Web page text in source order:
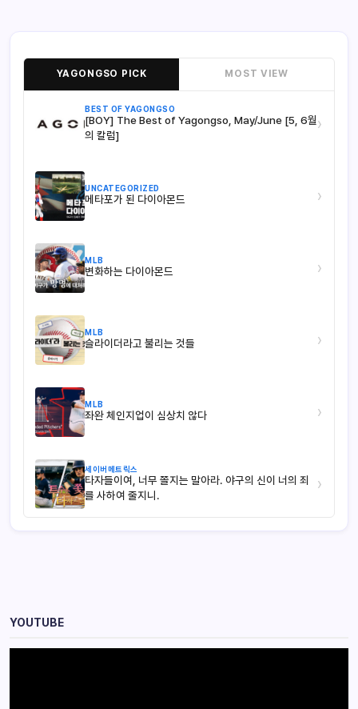
YAGONGSO PICK MOST VIEW
BEST OF YAGONGSO
[BOY] The Best of Yagongso, May/June [5, 6월
의 칼럼]
›
UNCATEGORIZED
메타포가 된 다이아몬드 ›
MLB
변화하는 다이아몬드 ›
MLB
슬라이더라고 불리는 것들 ›
MLB
좌완 체인지업이 심상치 않다 ›
세이버메트릭스
타자들이여, 너무 쫄지는 말아라. 야구의 신이 너의 죄
를 사하여 줄지니.
›
YOUTUBE